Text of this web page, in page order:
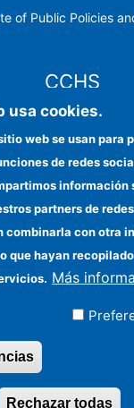
of Public Policies
CCHS
Institutional identity
FEDER funds
Funding entities
Contact
usa cookies.
web se usan para
de redes
información
partners de
combinarla con otra
que hayan
Más
Rechazar todas